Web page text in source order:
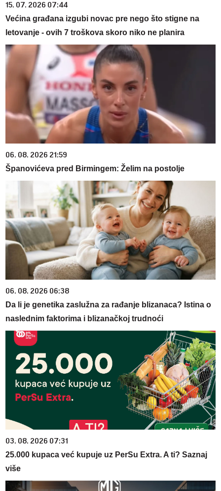
15. 07. 2026 07:44
Većina građana izgubi novac pre nego što stigne na
letovanje - ovih 7 troškova skoro niko ne planira
06. 08. 2026 21:59
Španovićeva pred Birmingem: Želim na postolje
06. 08. 2026 06:38
Da li je genetika zaslužna za rađanje blizanaca? Istina o
naslednim faktorima i blizanačkoj trudnoći
03. 08. 2026 07:31
25.000 kupaca već kupuje uz PerSu Extra. A ti? Saznaj
više